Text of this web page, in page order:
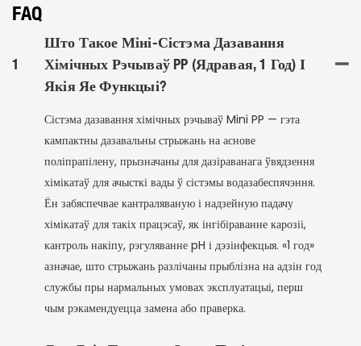
FAQ
1
Што Такое Міні-Сістэма Дазавання
Хімічных Рэчываў PP (ядравая, 1 Год) І
Якія Яе Функцыі?
Сістэма дазавання хімічных рэчываў Mini PP — гэта
кампактны дазавальны стрыжань на аснове
поліпрапілену, прызначаны для дазіраванага ўвядзення
хімікатаў для ачысткі вады ў сістэмы водазабеспячэння.
Ён забяспечвае кантраляваную і надзейную падачу
хімікатаў для такіх працэсаў, як інгібіраванне карозіі,
кантроль накіпу, рэгуляванне pH і дэзінфекцыя. «1 год»
азначае, што стрыжань разлічаны прыблізна на адзін год
службы пры нармальных умовах эксплуатацыі, перш
чым рэкамендуецца замена або праверка.